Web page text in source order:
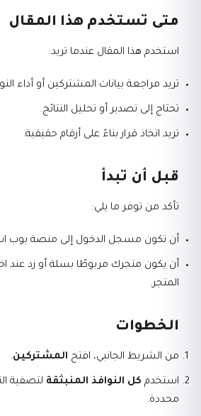
متى تستخدم هذا المقال
استخدم هذا المقال عندما تريد:
تريد مراجعة بيانات المشتركين أو أداء
تحتاج إلى تصدير أو تحليل النتائج.
تريد اتخاذ قرار بناءً على أرقام حقيقية.
قبل أن تبدأ
تأكد من توفر ما يلي:
أن تكون مسجل الدخول إلى منصة بوب
أن يكون متجرك مربوطًا بسلة أو زد عند
المتجر.
الخطوات
من الشريط الجانبي، افتح المشتركين.
استخدم كل النوافذ المنبثقة لتصفية
محددة.